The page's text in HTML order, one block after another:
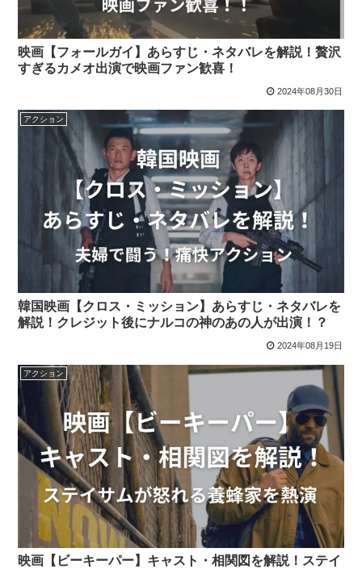
映画【フォールガイ】あらすじ・ネタバレを解説！贅沢
すぎるカメオ出演で映画ファン歓喜！
2024年08月30日
アクション
韓国映画【クロス・ミッション】あらすじ・ネタバレを
解説！クレジット後にナルコの神のあの人が出演！？
2024年08月19日
アクション
映画【ビーキーパー】キャスト・相関図を解説！ステイ